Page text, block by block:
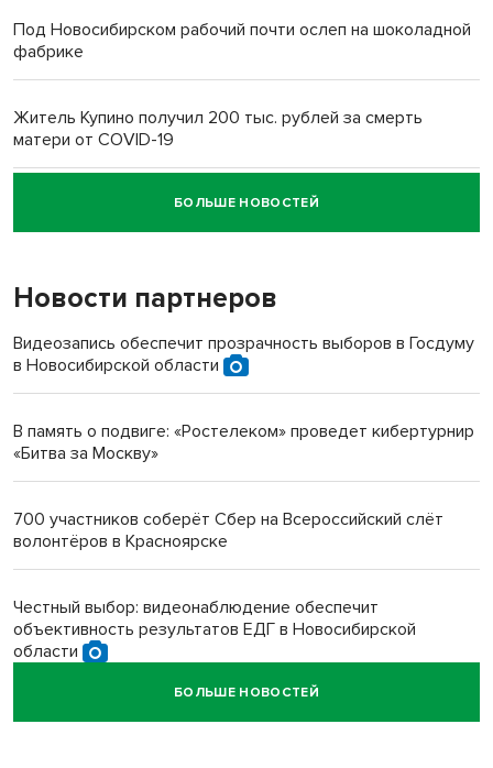
Под Новосибирском рабочий почти ослеп на шоколадной
фабрике
Житель Купино получил 200 тыс. рублей за смерть
матери от COVID-19
Новосибирский суд наказал водителя за смерть
пенсионерки на вокзале
«Мы живём на пастбище!»: в новосибирском селе лошади
терроризируют жителей
Инвалид получил условный срок за избиение врачей
БОЛЬШЕ НОВОСТЕЙ
Новости партнеров
Видеозапись обеспечит прозрачность выборов в Госдуму
в Новосибирской области
В память о подвиге: «Ростелеком» проведет кибертурнир
«Битва за Москву»
700 участников соберёт Сбер на Всероссийский слёт
волонтёров в Красноярске
Честный выбор: видеонаблюдение обеспечит
объективность результатов ЕДГ в Новосибирской
области
Кибертанки пошли в бой: «Ростелеком» объявляет
БОЛЬШЕ НОВОСТЕЙ